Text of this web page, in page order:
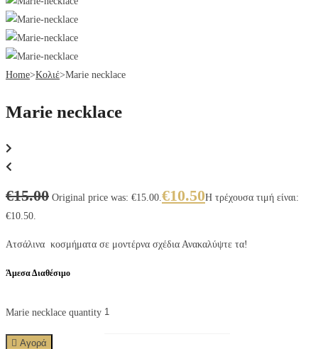
Home>Κολιέ>Marie necklace
Marie necklace
€15.00 Original price was: €15.00. €10.50Η τρέχουσα τιμή είναι:
€10.50.
Ατσάλινα κοσμήματα σε μοντέρνα σχέδια Ανακαλύψτε τα!
Άμεσα Διαθέσιμο
Marie necklace quantity
Αγορά